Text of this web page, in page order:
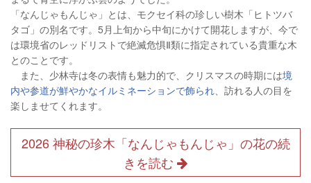
「なんじゃもんじゃ」とは、モクセイ科の珍しい樹木「ヒトツバ
タゴ」の別名です。5月上旬から中旬にかけて開花しますが、今で
は環境省のレッドリストで絶滅危惧Ⅱ類に指定されている貴重な木
とのことです。
また、少林寺は冬の表情も魅力的で、クリスマスの時期には境
内や参道が鮮やかなイルミネーションで飾られ 、訪れる人の目を
楽しませてくれます。
2026 神秘の珍木「なんじゃもんじゃ」の花の続
きを読む